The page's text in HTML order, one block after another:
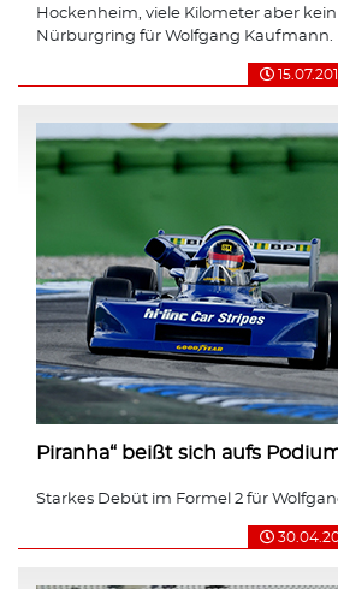
Hockenheim, viele Kilometer aber
Nürburgring für Wolfgang Kaufmann.
Piranha“ beißt sich aufs
Starkes Debüt im Formel 2 für